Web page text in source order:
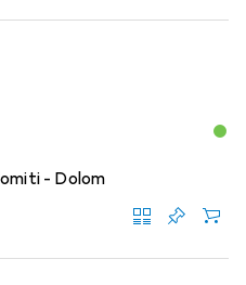
- Dolom